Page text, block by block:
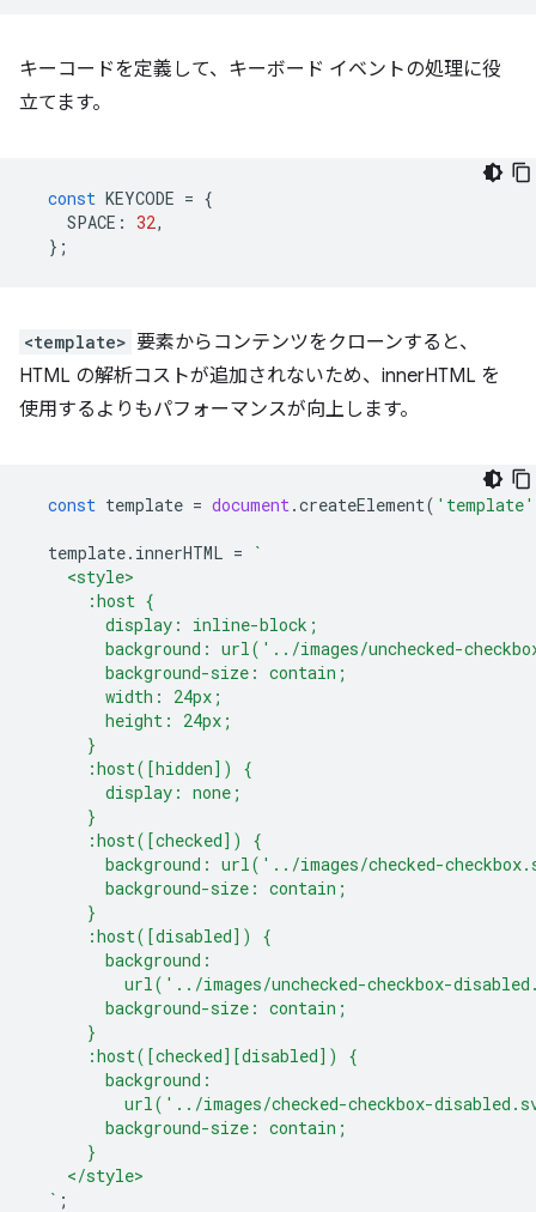
キーコードを定義して、キーボード イベントの処理に役
立てます。
const KEYCODE = {
SPACE : 32,
};
<template> 要素からコンテンツをクローンすると、
HTML の解析コストが追加されないため、innerHTML を
使用するよりもパフォーマンスが向上します。
const template = document.createElement( 'template'
template. innerHTML =
`
    <style>
      :host {
        display: inline-block;
background: url('../images/unchecked-
        background-size: contain;
        width: 24px;
        height: 24px;
      }
      :host([hidden]) {
        display: none;
      }
      :host([checked]) {
background: url('../images/checked-
        background-size: contain;
      }
      :host([disabled]) {
        background:
url('../images/unchecked-checkbox-
        background-size: contain;
      }
      :host([checked][disabled]) {
        background:
url('../images/checked-checkbox-
        background-size: contain;
      }
    </style>
  `
;